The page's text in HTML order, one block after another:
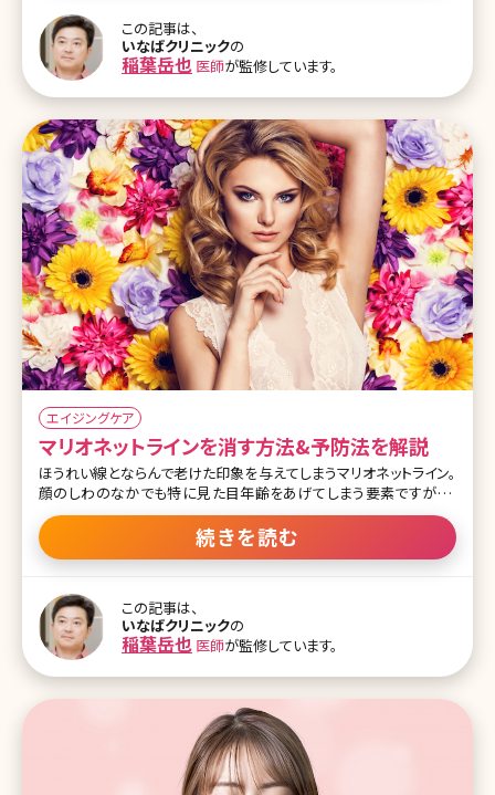
療法が登場してきました。 それでは、ヒアルロン酸注入とはどのよう
な施術かおさらいをするとともに、その効果や特徴、最新のビスタシ
ェイプについて解説します。 ヒアルロン酸注入の効果と特徴とは? ヒ
アルロン酸注入は、メスを使用することなく注射針でヒアルロン酸を
皮下に注入し、鼻や顎の形成、そして、気になるシワの部分に注入す
アル
この記事は、
いなばクリニックの
稲葉岳也 医師が監修しています。
エイジングケア
マリオネットラインを消す方法&予防法を解説
ほうれい線とならんで老けた印象を与えてしまうマリオネットライン。
顔のしわのなかでも特に見た目年齢をあげてしまう要素ですが、こ
のマリオネットラインはなぜできるのでしょうか。ここではマリオネット
ラインができる原因と改善方法について詳しく解説していきます。 目
次 1.老け顔の象徴!マリオネットラインを消すには 1-1.マリオネットラ
インをお手入れで改善する方法 2.マリオネットラインを美容外科・美
容皮膚科で改善させる方法とは 2-1.ボトックス注射 2-2.ビスタシェ
イプ 2-3.エランセ 2-4.PLAリフト 2-5.ウルセラ 3.まとめ 1.老け顔の象
徴!マリオネットラインを消すには 1-1.
続きを読む
この記事は、
いなばクリニックの
稲葉岳也 医師が監修しています。